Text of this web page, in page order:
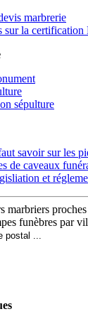
marbrerie
sur la certification
sépulture
savoir sur les
de caveaux
et
marbriers
funèbres par